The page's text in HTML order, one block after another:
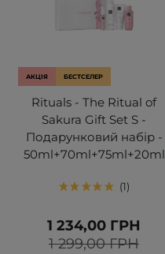
АКЦІЯ БЕСТСЕЛЕР
Rituals - The Ritual of
Sakura Gift Set S -
Подарунковий набір -
50ml+70ml+75ml+20ml
1
1 299,00 ГРН
1 234,00 ГРН